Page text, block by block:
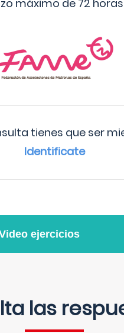
máximo de 72
tienes que ser
Identificate
ejercicios
las